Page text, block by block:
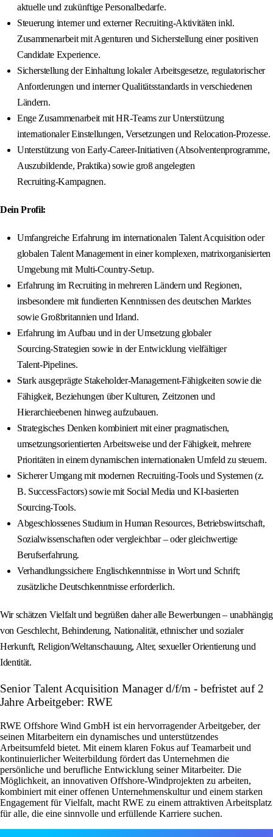
aktuelle und zukünftige Personalbedarfe.
Steuerung interner und externer Recruiting‑Aktivitäten inkl.
Zusammenarbeit mit Agenturen und Sicherstellung einer positiven
Candidate Experience.
Sicherstellung der Einhaltung lokaler Arbeitsgesetze, regulatorischer
Anforderungen und interner Qualitätsstandards in verschiedenen
Ländern.
Enge Zusammenarbeit mit HR‑Teams zur Unterstützung
internationaler Einstellungen, Versetzungen und Relocation‑Prozesse.
Unterstützung von Early‑Career‑Initiativen (Absolventenprogramme,
Auszubildende, Praktika) sowie groß angelegten
Recruiting‑Kampagnen.
Dein Profil:
Umfangreiche Erfahrung im internationalen Talent Acquisition oder
globalen Talent Management in einer komplexen, matrixorganisierten
Umgebung mit Multi‑Country‑Setup.
Erfahrung im Recruiting in mehreren Ländern und Regionen,
insbesondere mit fundierten Kenntnissen des deutschen Marktes
sowie Großbritannien und Irland.
Erfahrung im Aufbau und in der Umsetzung globaler
Sourcing‑Strategien sowie in der Entwicklung vielfältiger
Talent‑Pipelines.
Stark ausgeprägte Stakeholder‑Management‑Fähigkeiten sowie die
Fähigkeit, Beziehungen über Kulturen, Zeitzonen und
Hierarchieebenen hinweg aufzubauen.
Strategisches Denken kombiniert mit einer pragmatischen,
umsetzungsorientierten Arbeitsweise und der Fähigkeit, mehrere
Prioritäten in einem dynamischen internationalen Umfeld zu steuern.
Sicherer Umgang mit modernen Recruiting‑Tools und Systemen (z.
B. SuccessFactors) sowie mit Social Media und KI‑basierten
Sourcing‑Tools.
Abgeschlossenes Studium in Human Resources, Betriebswirtschaft,
Sozialwissenschaften oder vergleichbar – oder gleichwertige
Berufserfahrung.
Verhandlungssichere Englischkenntnisse in Wort und Schrift;
zusätzliche Deutschkenntnisse erforderlich.
Wir schätzen Vielfalt und begrüßen daher alle Bewerbungen – unabhängig
von Geschlecht, Behinderung, Nationalität, ethnischer und sozialer
Herkunft, Religion/Weltanschauung, Alter, sexueller Orientierung und
Identität.
Senior Talent Acquisition Manager d/f/m - befristet auf 2
Jahre Arbeitgeber: RWE
RWE Offshore Wind GmbH ist ein hervorragender Arbeitgeber, der
seinen Mitarbeitern ein dynamisches und unterstützendes
Arbeitsumfeld bietet. Mit einem klaren Fokus auf Teamarbeit und
kontinuierlicher Weiterbildung fördert das Unternehmen die
persönliche und berufliche Entwicklung seiner Mitarbeiter. Die
Möglichkeit, an innovativen Offshore-Windprojekten zu arbeiten,
kombiniert mit einer offenen Unternehmenskultur und einem starken
Engagement für Vielfalt, macht RWE zu einem attraktiven Arbeitsplatz
für alle, die eine sinnvolle und erfüllende Karriere suchen.